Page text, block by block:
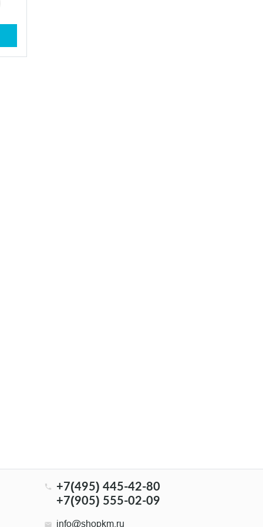
+7(495) 445-42-80
+7(905) 555-02-09
info@shopkm.ru